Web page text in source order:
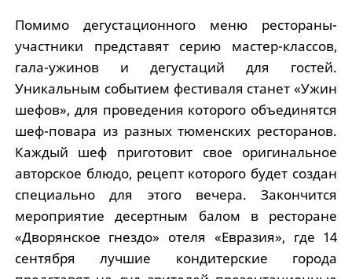
Помимо дегустационного меню рестораны-
участники представят серию мастер-классов,
гала-ужинов и дегустаций для гостей.
Уникальным событием фестиваля станет «Ужин
шефов», для проведения которого объединятся
шеф-повара из разных тюменских ресторанов.
Каждый шеф приготовит свое оригинальное
авторское блюдо, рецепт которого будет создан
специально для этого вечера. Закончится
мероприятие десертным балом в ресторане
«Дворянское гнездо» отеля «Евразия», где 14
сентября лучшие кондитерские города